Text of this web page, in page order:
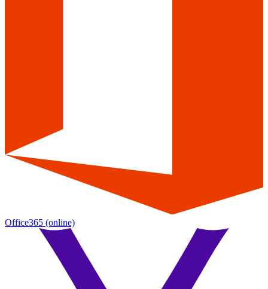
Office365 (online)